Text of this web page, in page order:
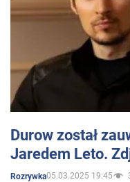
Durow został
Jaredem Leto.
Rozrywka05.03.2025 19:45